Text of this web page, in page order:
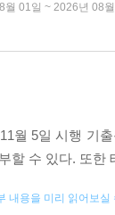
월 01일 ~ 2026년 08월
월 5일 시행 기
할 수 있다. 또한
내용을 미리 읽어보실